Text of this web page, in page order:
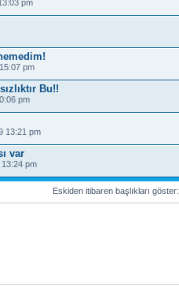
pm
pm
Bu!!
pm
13:21 pm
var
pm
Eskiden itibaren başlıkları göster: